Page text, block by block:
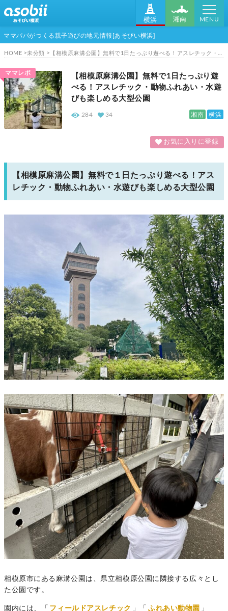
横浜 湘南 MENU
ママパパがつくる親子遊びの地元情報[あそびい横浜]
HOME 未分類 【相模原麻溝公園】無料で1日たっぷり遊べる！アスレチック・動物ふれあい・水遊びも楽しめる大型公園
ママレポ
【相模原麻溝公園】無料で1日たっぷり遊
べる！アスレチック・動物ふれあい・水遊
びも楽しめる大型公園
湘南 横浜
284 34
お気に入りに登録
【相模原麻溝公園】無料で１日たっぷり遊べる！アス
レチック・動物ふれあい・水遊びも楽しめる大型公園
相模原市にある麻溝公園は、県立相模原公園に隣接する広々とし
た公園です。
園内には、「 フィールドアスレチック 」「 ふれあい動物園
」